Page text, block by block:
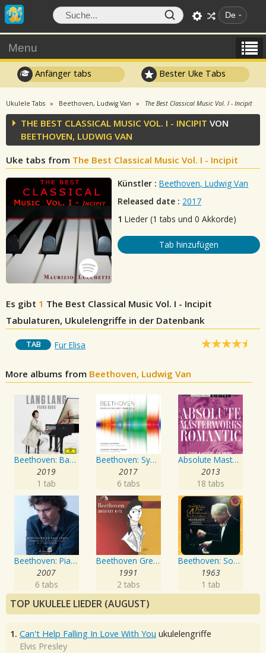
De
Menu
Anfänger tabs Bester Uke Tabs
Ukulele Tabs Beethoven, Ludwig Van The Best Classical Music Vol. I - Incipit
THE BEST CLASSICAL MUSIC VOL. I - INCIPIT VON
BEETHOVEN, LUDWIG VAN
Uke tabs from The Best Classical Music Vol. I - Incipit
Künstler : Beethoven, Ludwig Van
Released date : 2017
1 Lieder (1 tabs und 0 Akkorde)
Tab hinzufügen
Es gibt 1 The Best Classical Music Vol. I - Incipit
Tabulaturen, Ukulelengriffe in der Datenbank
TAB Fur Elisa
More albums from Beethoven, Ludwig Van
Beethoven: Bagatelle No. 25 in A Minor, WoO 59 "Für Elise"
2019
1 tab
Beethoven: Symphony No. 9 in D Minor, Op. 125
2017
6 tabs
Absolute Masterworks - Romantic
2013
18 tabs
Beethoven: Piano Sonatas, Vol.3
2007
6 tabs
Beethoven Greatest Hits
1991
2 tabs
Beethoven: Sonatas for Piano No. 14, 8, & 23 - Expanded Edition
1963
1 tab
TOP UKULELE LIEDER (AUGUST)
1. Can't Help Falling In Love With You ukulelengriffe
Elvis Presley